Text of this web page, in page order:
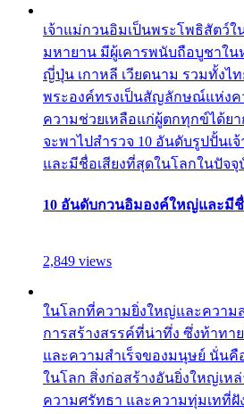
เจ้าแม่กวนอิมเป็นพระโพธิสัตว์
มหายาน มีผู้เคารพนับถือบูชาใน
ญี่ปุ่น เกาหลี เวียดนาม รวมทั้งไ
พระองค์ทรงเป็นสัญลักษณ์แห่งค
ความช่วยเหลือแก่ผู้ตกทุกข์ได้ยา
จะพาไปสำรวจ 10 อันดับรูปปั้น
และมีชื่อเสียงที่สุดในโลกในปัจจุ
10 อันดับกวนอิมองค์ใหญ่และมี
2,849 views
ในโลกที่ความยิ่งใหญ่และความ
การสร้างสรรค์ที่น่าทึ่ง ซึ่งท้าทา
และความสำเร็จของมนุษย์ นั่น
ในโลก สิ่งก่อสร้างอันยิ่งใหญ่เห
ความศรัทธา และความทุ่มเทที่